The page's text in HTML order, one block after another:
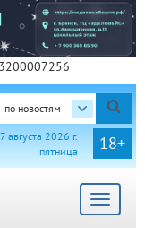
по новостям
18+
7 августа 2026 г.
пятница
Toggle